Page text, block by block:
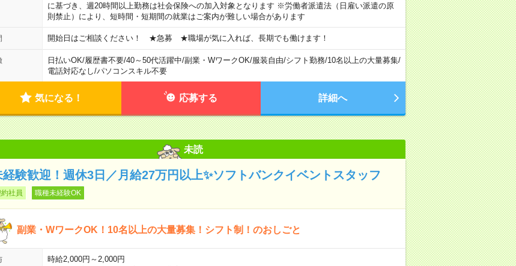
に基づき、週20時間以上勤務は社会保険への加入対象となります ※労働者派遣法（日雇い派遣の原
則禁止）により、短時間・短期間の就業はご案内が難しい場合があります
開始日はご相談ください！ ★急募 ★職場が気に入れば、長期でも働けます！
日払いOK/履歴書不要/40～50代活躍中/副業・WワークOK/服装自由/シフト勤務/10名以上の大量募集/
電話対応なし/パソコンスキル不要
気になる！ 応募する 詳細へ
未読
経験歓迎！週休3日／月給27万円以上✨ソフトバンクイベントスタッフ
社員 職種未経験OK
副業・WワークOK！10名以上の大量募集！シフト制！のおしごと
時給2,000円～2,000円